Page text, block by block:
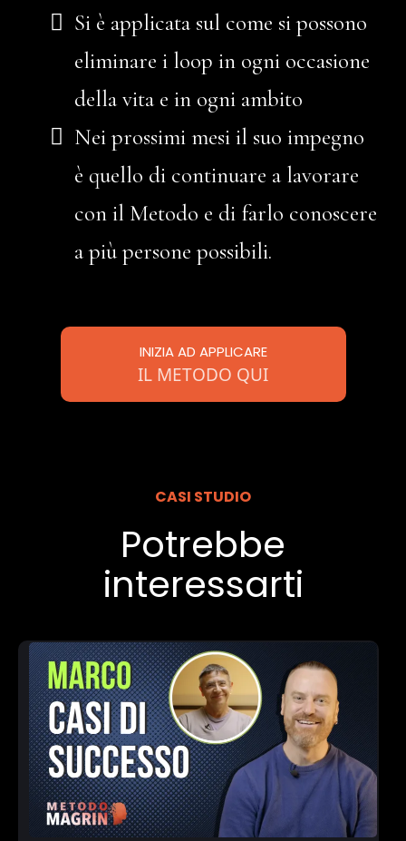
Si è applicata sul come si possono
eliminare i loop in ogni occasione
della vita e in ogni ambito
Nei prossimi mesi il suo impegno
è quello di continuare a lavorare
con il Metodo e di farlo conoscere
a più persone possibili.
INIZIA AD APPLICARE
IL METODO QUI
CASI STUDIO
Potrebbe
interessarti